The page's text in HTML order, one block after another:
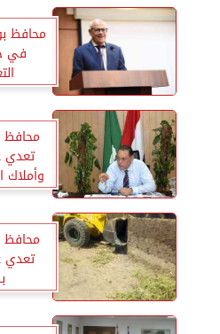
محافظ
في
تعدي
وأملاك
تعدي